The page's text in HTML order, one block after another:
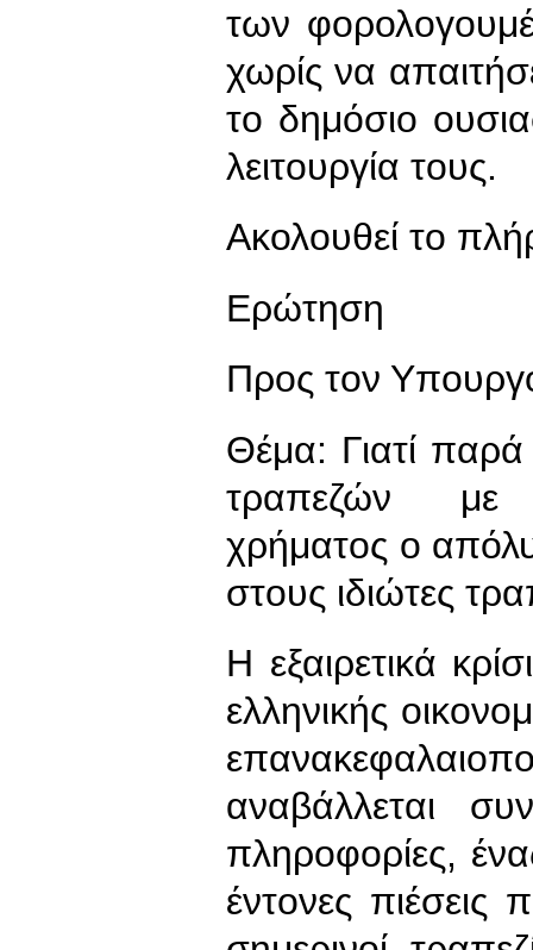
των
χωρίς να
το δημόσιο
λειτουργία τους.
Ακολουθεί το
Ερώτηση
Προς τον
Θέμα: Γιατί
τραπεζών με
χρήματος ο
στους ιδιώτες
Η εξαιρετικά
ελληνικής
αναβάλλεται
πληροφορίες,
έντονες